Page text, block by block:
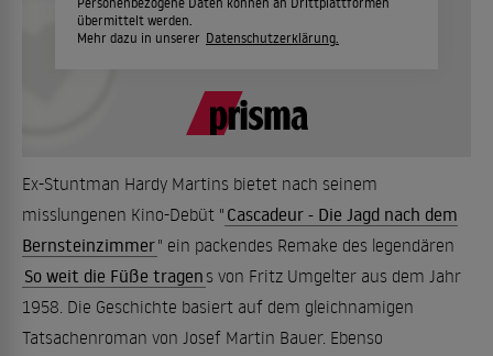
übermittelt werden.
Mehr dazu in unserer Datenschutzerklärung.
Ex-Stuntman Hardy Martins bietet nach seinem
misslungenen Kino-Debüt " Cascadeur - Die Jagd nach dem
Bernsteinzimmer" ein packendes Remake des legendären
So weit die Füße tragen s von Fritz Umgelter aus dem Jahr
1958. Die Geschichte basiert auf dem gleichnamigen
Tatsachenroman von Josef Martin Bauer. Ebenso